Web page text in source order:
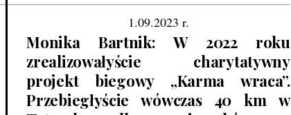
1.09.2023 r.
Monika Bartnik: W 2022 roku
zrealizowałyście charytatywny
projekt biegowy „Karma wraca”.
Przebiegłyście wówczas 40 km w